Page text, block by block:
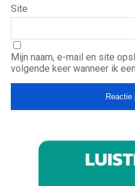
Site
Mijn naam, e-mail en site
volgende keer wanneer ik